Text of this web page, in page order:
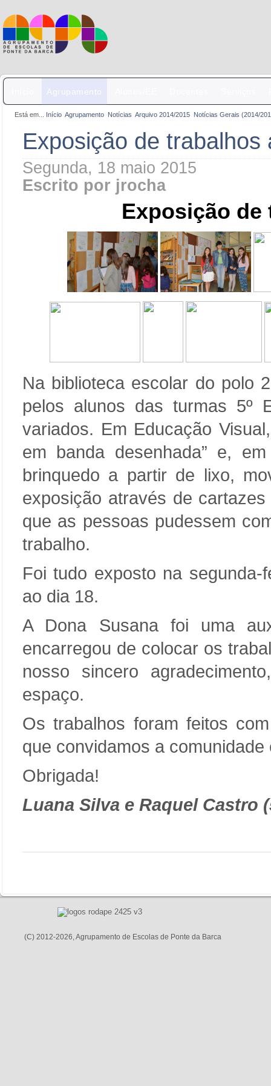
Agrupamento
Está em... Início Agrupamento Notícias Arquivo 2014/2015 Notícias Gerais (2014/
Exposição de trabalhos
Segunda, 18 maio 2015
Escrito por jrocha
Exposição
Na biblioteca escolar do polo
pelos alunos das turmas 5º
variados. Em Educação
em banda desenhada” e,
brinquedo a partir de lixo,
exposição através de
que as pessoas pudessem
trabalho.
Foi tudo exposto na
ao dia 18.
A Dona Susana foi uma
encarregou de colocar os
nosso sincero
espaço.
Os trabalhos foram feitos
que convidamos a
Obrigada!
Luana Silva e Raquel Castro
(C) 2012-2026, Agrupamento de Escolas de Ponte da Barca